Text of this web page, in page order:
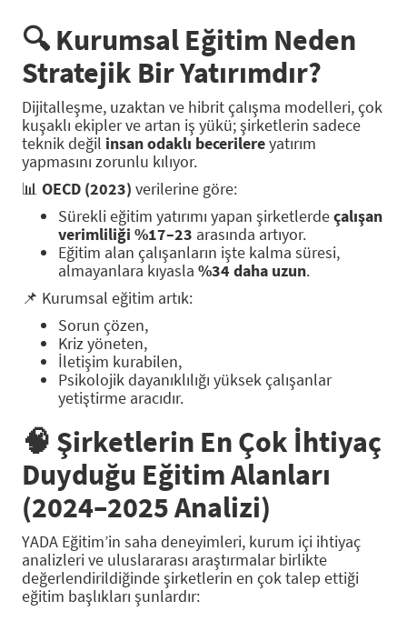
🔍 Kurumsal Eğitim Neden
Stratejik Bir Yatırımdır?
Dijitalleşme, uzaktan ve hibrit çalışma modelleri, çok
kuşaklı ekipler ve artan iş yükü; şirketlerin sadece
teknik değil insan odaklı becerilereyatırım
yapmasını zorunlu kılıyor.
📊 OECD (2023) verilerine göre:
Sürekli eğitim yatırımı yapan şirketlerdeçalışan
verimliliği %17–23 arasında artıyor.
Eğitim alan çalışanların işte kalma süresi,
almayanlara kıyasla %34 daha uzun.
📌 Kurumsal eğitim artık:
Sorun çözen,
Kriz yöneten,
İletişim kurabilen,
Psikolojik dayanıklılığı yüksek çalışanlar
yetiştirme aracıdır.
🧠 Şirketlerin En Çok İhtiyaç
Duyduğu Eğitim Alanları
(2024–2025 Analizi)
YADA Eğitim’in saha deneyimleri, kurum içi ihtiyaç
analizleri ve uluslararası araştırmalar birlikte
değerlendirildiğinde şirketlerin en çok talep ettiği
eğitim başlıkları şunlardır: